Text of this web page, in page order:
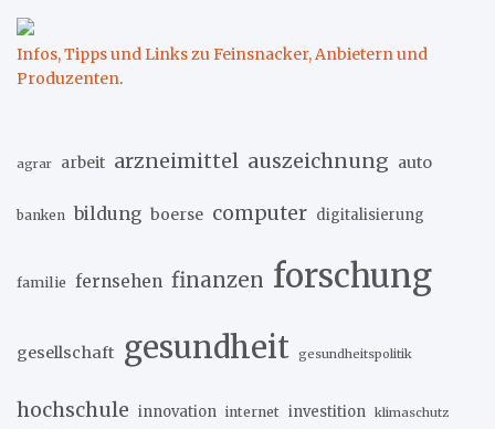
Infos, Tipps und Links zu Feinsnacker, Anbietern und
Produzenten.
agrar arbeit arzneimittel auszeichnung auto
banken bildung boerse computer digitalisierung
familie fernsehen finanzen forschung
gesellschaft gesundheit gesundheitspolitik
hochschule innovation internet investition klimaschutz